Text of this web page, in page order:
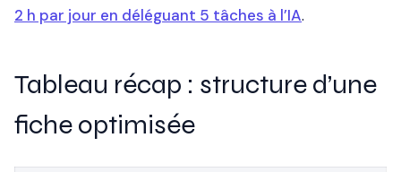
2 h par jour en déléguant 5 tâches à l’IA.
Tableau récap : structure d’une
fiche optimisée